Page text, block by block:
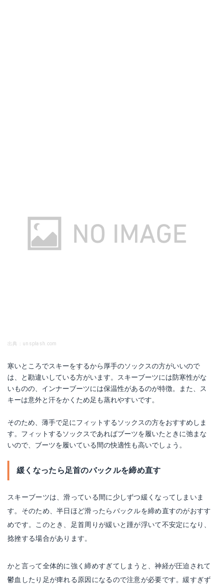
出典：unsplash.com
寒いところでスキーをするから厚手のソックスの方がいいので
は、と勘違いしている方がいます。スキーブーツには防寒性がな
いものの、インナーブーツには保温性があるのが特徴。また、ス
キーは意外と汗をかくため足も蒸れやすいです。
そのため、薄手で足にフィットするソックスの方をおすすめしま
す。フィットするソックスであればブーツを履いたときに弛まな
いので、ブーツを履いている間の快適性も高いでしょう。
緩くなったら足首のバックルを締め直す
スキーブーツは、滑っている間に少しずつ緩くなってしまいま
す。そのため、半日ほど滑ったらバックルを締め直すのがおすす
めです。このとき、足首周りが緩いと踵が浮いて不安定になり、
捻挫する場合があります。
かと言って全体的に強く締めすぎてしまうと、神経が圧迫されて
鬱血したり足が痺れる原因になるので注意が必要です。緩すぎず